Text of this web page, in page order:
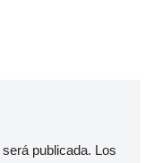
publicada. Los